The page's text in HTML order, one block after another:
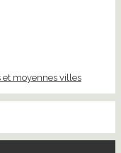
et moyennes villes